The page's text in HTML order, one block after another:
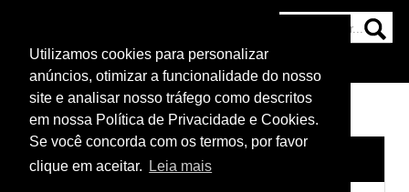
Utilizamos cookies para personalizar
anúncios, otimizar a funcionalidade do nosso
site e analisar nosso tráfego como descritos
em nossa Política de Privacidade e Cookies.
Se você concorda com os termos, por favor
clique em aceitar.
Leia mais
NOTÍCIAS
HOME NOTÍCIAS